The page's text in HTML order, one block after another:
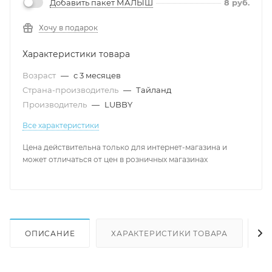
Добавить пакет МАЛЫШ 8 руб.
Хочу в подарок
Характеристики товара
Возраст — с 3 месяцев
Страна-производитель — Тайланд
Производитель — LUBBY
Все характеристики
Цена действительна только для интернет-магазина и
может отличаться от цен в розничных магазинах
ОПИСАНИЕ ХАРАКТЕРИСТИКИ ТОВАРА